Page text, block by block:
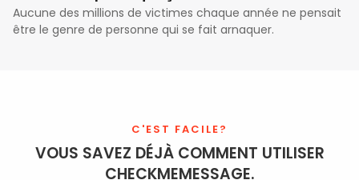
Aucune des millions de victimes chaque année ne pensait
être le genre de personne qui se fait arnaquer.
C'EST FACILE?
VOUS SAVEZ DÉJÀ COMMENT UTILISER
CHECKMEMESSAGE.